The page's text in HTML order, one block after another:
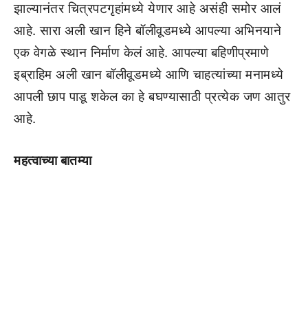
झाल्यानंतर चित्रपटगृहांमध्ये येणार आहे असंही समोर आलं
आहे. सारा अली खान हिने बॉलीवूडमध्ये आपल्या अभिनयाने
एक वेगळे स्थान निर्माण केलं आहे. आपल्या बहिणीप्रमाणे
इब्राहिम अली खान बॉलीवूडमध्ये आणि चाहत्यांच्या मनामध्ये
आपली छाप पाडू शकेल का हे बघण्यासाठी प्रत्येक जण आतुर
आहे.
महत्वाच्या बातम्या